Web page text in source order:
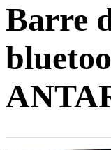
Barre